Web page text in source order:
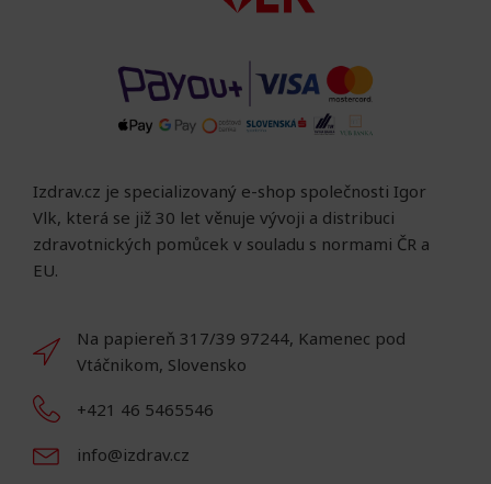
Izdrav.cz je specializovaný e-shop společnosti Igor
Vlk, která se již 30 let věnuje vývoji a distribuci
zdravotnických pomůcek v souladu s normami ČR a
EU.
Na papiereň 317/39 97244, Kamenec pod
Vtáčnikom, Slovensko
+421 46 5465546
info@izdrav.cz